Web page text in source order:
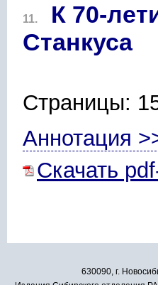
11.
К 70-
Станкуса
Страницы:
Аннотация
Скачать
630090, г.